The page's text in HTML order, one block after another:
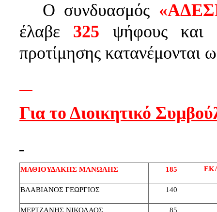
Ο συνδυασμός
έλαβε 325 ψήφους και
προτίμησης κατανέμονται
Για το Διοικητικό
ΜΑΘΙΟΥΔΑΚΗΣ ΜΑΝΩΛΗΣ 185
ΒΛΑΒΙΑΝΟΣ ΓΕΩΡΓΙΟΣ 140
ΜΕΡΤΖΑΝΗΣ ΝΙΚΟΛΑΟΣ 85